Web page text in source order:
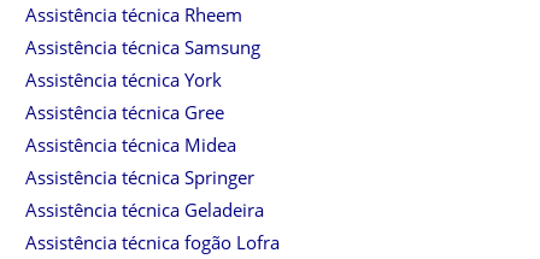
Assistência técnica Rheem
Assistência técnica Samsung
Assistência técnica York
Assistência técnica Gree
Assistência técnica Midea
Assistência técnica Springer
Assistência técnica Geladeira
Assistência técnica fogão Lofra